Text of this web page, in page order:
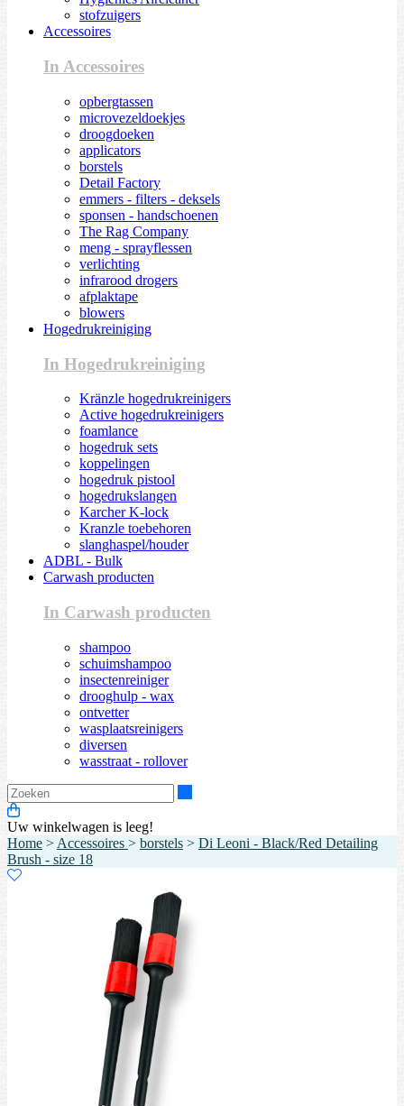
stofzuigers
Accessoires
In Accessoires
opbergtassen
microvezeldoekjes
droogdoeken
applicators
borstels
Detail Factory
emmers - filters - deksels
sponsen - handschoenen
The Rag Company
meng - sprayflessen
verlichting
infrarood drogers
afplaktape
blowers
Hogedrukreiniging
In Hogedrukreiniging
Kränzle hogedrukreinigers
Active hogedrukreinigers
foamlance
hogedruk sets
koppelingen
hogedruk pistool
hogedrukslangen
Karcher K-lock
Kranzle toebehoren
slanghaspel/houder
ADBL - Bulk
Carwash producten
In Carwash producten
shampoo
schuimshampoo
insectenreiniger
drooghulp - wax
ontvetter
wasplaatsreinigers
diversen
wasstraat - rollover
Uw winkelwagen is leeg!
Home > Accessoires > borstels > Di Leoni - Black/Red Detailing
Brush - size 18